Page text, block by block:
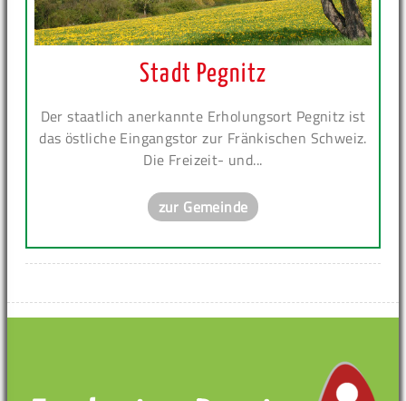
Stadt Pegnitz
Der staatlich anerkannte Erholungsort Pegnitz ist
das östliche Eingangstor zur Fränkischen Schweiz.
Die Freizeit- und...
zur Gemeinde